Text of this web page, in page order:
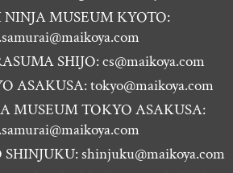
MUSEUM KYOTO:
SHIJO:cs@maikoya.com
ASAKUSA:tokyo@maikoya.com
MUSEUM TOKYO ASAKUSA:
shinjuku@maikoya.com